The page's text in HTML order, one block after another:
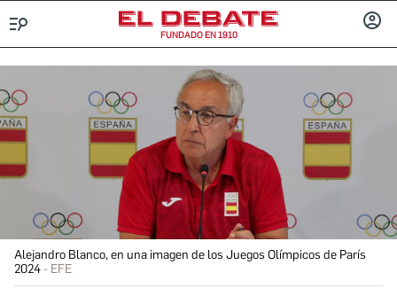
FUNDADO EN 1910
Alejandro Blanco, en una imagen de los Juegos Olímpicos de París
2024
EFE